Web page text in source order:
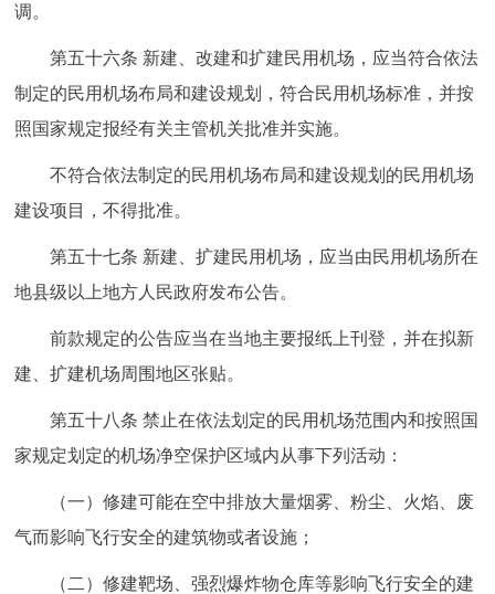
调。
第五十六条 新建、改建和扩建民用机场，应当符合依法
制定的民用机场布局和建设规划，符合民用机场标准，并按
照国家规定报经有关主管机关批准并实施。
不符合依法制定的民用机场布局和建设规划的民用机场
建设项目，不得批准。
第五十七条 新建、扩建民用机场，应当由民用机场所在
地县级以上地方人民政府发布公告。
前款规定的公告应当在当地主要报纸上刊登，并在拟新
建、扩建机场周围地区张贴。
第五十八条 禁止在依法划定的民用机场范围内和按照国
家规定划定的机场净空保护区域内从事下列活动：
（一）修建可能在空中排放大量烟雾、粉尘、火焰、废
气而影响飞行安全的建筑物或者设施；
（二）修建靶场、强烈爆炸物仓库等影响飞行安全的建